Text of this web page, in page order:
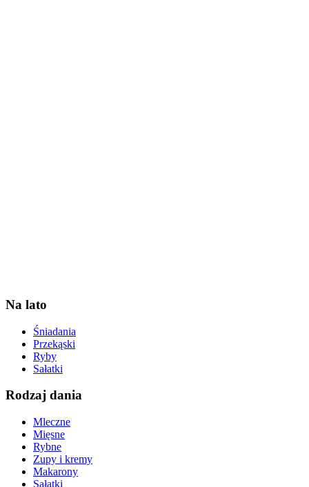
Na lato
Śniadania
Przekąski
Ryby
Sałatki
Rodzaj dania
Mleczne
Mięsne
Rybne
Zupy i kremy
Makarony
Sałatki